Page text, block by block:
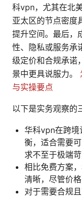
科vpn，尤其在北
亚太区的节点密度
提升空间。最后，
性、隐私或服务承
级定价和合规承诺
景中更具说服力。
与实操要点
以下是实务观察的
华科vpn在跨境
衡，适合需要
求不至于极端
相比免费方案
清晰，尽管价
对于需要合规